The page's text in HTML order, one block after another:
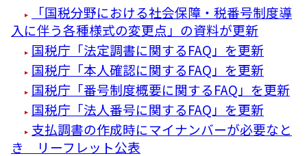
「国税分野における社会保障・税番号制度導
入に伴う各種様式の変更点」の資料が更新
国税庁「法定調書に関するFAQ」を更新
国税庁「本人確認に関するFAQ」を更新
国税庁「番号制度概要に関するFAQ」を更新
国税庁「法人番号に関するFAQ」を更新
支払調書の作成時にマイナンバーが必要なと
き リーフレット公表